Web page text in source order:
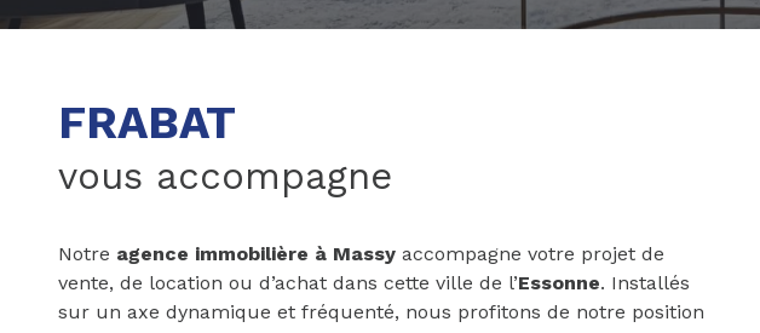
FRABAT
vous accompagne
Notre agence immobilière à Massy accompagne votre projet de
vente, de location ou d’achat dans cette ville de l’Essonne. Installés
sur un axe dynamique et fréquenté, nous profitons de notre position